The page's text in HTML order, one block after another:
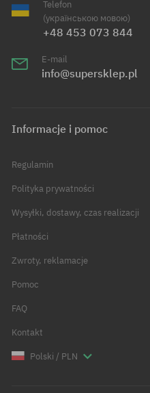
Telefon
(українською мовою)
+48 453 073 844
E-mail
info@supersklep.pl
Informacje i pomoc
Regulamin
Polityka prywatności
Wysyłki, dostawy, czas realizacji
Płatności
Zwroty, reklamacje
Pomoc
FAQ
Kontakt
Polski / PLN